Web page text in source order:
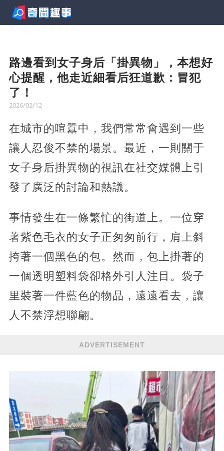
路邊看到女子身后「掛異物」，本想好
心提醒，他走近細看后狂道歉：冒犯
了！
2026/02/12
在城市的喧囂中，我們常常會遇到一些
讓人忍俊不禁的場景。最近，一則關于
女子身后掛異物的視訊在社交媒體上引
發了廣泛的討論和熱議。
事情發生在一條繁忙的街道上。一位穿
著紫色毛衣的女子正匆匆前行，肩上斜
挎著一個黑色的包。然而，包上掛著的
一個透明塑料袋卻格外引人注目。袋子
里裝著一件藍色的物品，遠遠看去，讓
人不禁浮想聯翩。
ADVERTISEMENT